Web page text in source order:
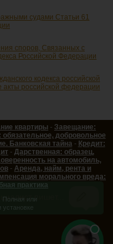
судами Статьи 61
споров, Связанных с
Российской Федерации
кодекса российской
российской федерации
квартиры - Завещание:
обязательное, добровольное
Банковская тайна- Кредит:
- Дарственная: образец,
на автомобиль,
- Аренда, найм, рента и
морального вреда:
практика
или